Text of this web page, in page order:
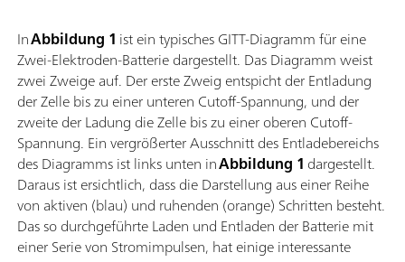
InAbbildung 1 ist ein typisches GITT-Diagramm für eine
Zwei-Elektroden-Batterie dargestellt. Das Diagramm weist
zwei Zweige auf. Der erste Zweig entspicht der Entladung
der Zelle bis zu einer unteren Cutoff-Spannung, und der
zweite der Ladung die Zelle bis zu einer oberen Cutoff-
Spannung. Ein vergrößerter Ausschnitt des Entladebereichs
des Diagramms ist links unten inAbbildung 1 dargestellt.
Daraus ist ersichtlich, dass die Darstellung aus einer Reihe
von aktiven (blau) und ruhenden (orange) Schritten besteht.
Das so durchgeführte Laden und Entladen der Batterie mit
einer Serie von Stromimpulsen, hat einige interessante